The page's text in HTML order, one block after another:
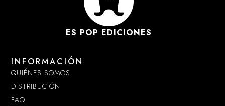
ES POP EDICIONES
INFORMACIÓN
QUIÉNES SOMOS
DISTRIBUCIÓN
FAQ